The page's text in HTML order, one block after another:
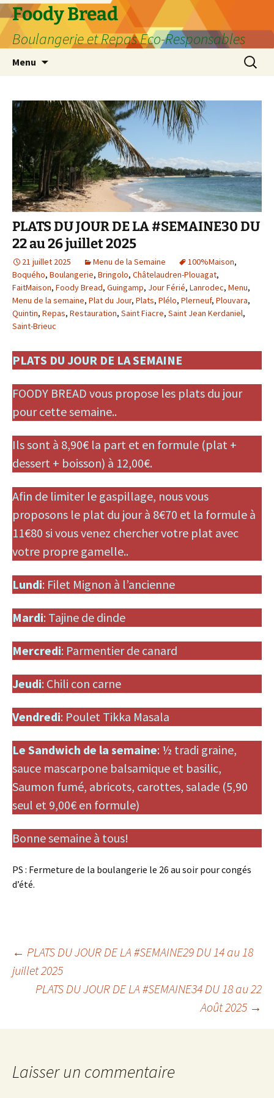
Aller
au
contenu
Foody Bread
Boulangerie et Repas Eco-Responsables
Menu
PLATS DU JOUR DE LA #SEMAINE30 DU
22 au 26 juillet 2025
21 juillet 2025 Menu de la Semaine 100%Maison,
Boquého, Boulangerie, Bringolo, Châtelaudren-Plouagat,
FaitMaison, Foody Bread, Guingamp, Jour Férié, Lanrodec, Menu,
Menu de la semaine, Plat du Jour, Plats, Plélo, Plerneuf, Plouvara,
Quintin, Repas, Restauration, Saint Fiacre, Saint Jean Kerdaniel,
Saint-Brieuc
PLATS DU JOUR DE LA SEMAINE
FOODY BREAD vous propose les plats du jour
pour cette semaine..
Ils sont à 8,90€ la part et en formule (plat +
dessert + boisson) à 12,00€.
Afin de limiter le gaspillage, nous vous
proposons le plat du jour à 8€70 et la formule à
11€80 si vous venez chercher votre plat avec
votre propre gamelle..
Lundi: Filet Mignon à l’ancienne
Mardi: Tajine de dinde
Mercredi: Parmentier de canard
Jeudi: Chili con carne
Vendredi: Poulet Tikka Masala
Le Sandwich de la semaine: ½ tradi graine,
sauce mascarpone balsamique et basilic,
Saumon fumé, abricots, carottes, salade (5,90
seul et 9,00€ en formule)
Bonne semaine à tous!
PS : Fermeture de la boulangerie le 26 au soir pour congés
d’été.
Navigation
des
articles
← PLATS DU JOUR DE LA #SEMAINE29 DU 14 au 18
juillet 2025
PLATS DU JOUR DE LA #SEMAINE34 DU 18 au 22
Août 2025 →
Laisser un commentaire